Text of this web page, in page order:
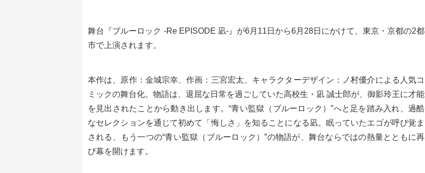
舞台『ブルーロック -Re EPISODE 凪-』が6月11日から6月28日にかけて、東京・京都の2都
市で上演されます。
本作は、原作：金城宗幸、作画：三宮宏太、キャラクターデザイン：ノ村優介による人気コ
ミックの舞台化。物語は、退屈な日常を過ごしていた高校生・凪 誠士郎が、御影玲王に才能
を見出されたことから動き出します。“青い監獄（ブルーロック）”へと足を踏み入れ、過酷
なセレクションを通じて初めて「悔しさ」を知ることになる凪。眠っていたエゴが呼び覚ま
される、もう一つの“青い監獄（ブルーロック）”の物語が、舞台ならではの熱量とともに再
び幕を開けます。